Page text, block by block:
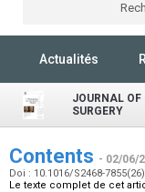
Actualités
JOURNAL
SURGERY
Contents - 02/06/
Doi : 10.1016/S2468-
Le texte complet de cet